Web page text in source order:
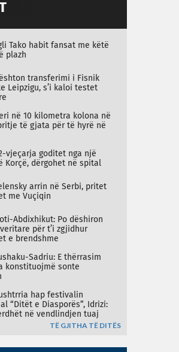
Tako habit fansat me këtë
plazh
transferimi i Fisnik
Leipzigu, s’i kaloi testet
në 10 kilometra kolona në
të gjata për të hyrë në
vjeçarja goditet nga një
Korçë, dërgohet në spital
arrin në Serbi, pritet
me Vuçiqin
Abdixhikut: Po dëshiron
për t’i zgjidhur
e brendshme
Sadriu: E thërrasim
konstituojmë sonte
hap festivalin
“Ditët e Diasporës”, Idrizi:
në vendlindjen tuaj
TË GJITHA TË DITËS